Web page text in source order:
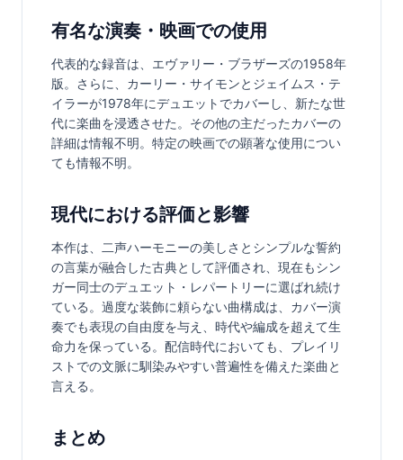
有名な演奏・映画での使用
代表的な録音は、エヴァリー・ブラザーズの1958年
版。さらに、カーリー・サイモンとジェイムス・テ
イラーが1978年にデュエットでカバーし、新たな世
代に楽曲を浸透させた。その他の主だったカバーの
詳細は情報不明。特定の映画での顕著な使用につい
ても情報不明。
現代における評価と影響
本作は、二声ハーモニーの美しさとシンプルな誓約
の言葉が融合した古典として評価され、現在もシン
ガー同士のデュエット・レパートリーに選ばれ続け
ている。過度な装飾に頼らない曲構成は、カバー演
奏でも表現の自由度を与え、時代や編成を超えて生
命力を保っている。配信時代においても、プレイリ
ストでの文脈に馴染みやすい普遍性を備えた楽曲と
言える。
まとめ